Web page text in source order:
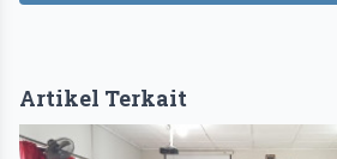
Artikel Terkait